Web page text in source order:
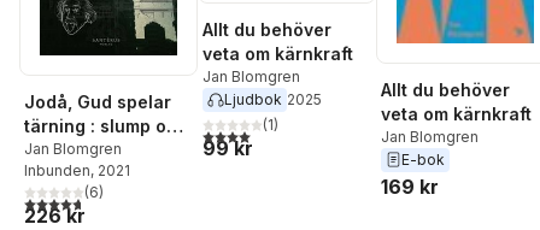
Jodå, Gud spelar
tärning : slump och
struktur i
vetenskapens nya
världsbild
Jan Blomgren
Inbunden, 2021
4,7utav 5 stjärnor. Totalt antal röster:
(6)
226 kr
Allt du behöver
veta om kärnkraft
Jan Blomgren
Ljudbok 2025
4,0utav 5 stjärnor. Totalt antal röster:
(1)
99 kr
Allt du behöver
veta om kärnkraft
Jan Blomgren
E-bok
169 kr